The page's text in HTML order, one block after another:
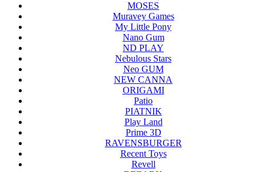
MOSES
Muravey Games
My Little Pony
Nano Gum
ND PLAY
Nebulous Stars
Neo GUM
NEW CANNA
ORIGAMI
Patio
PIATNIK
Play Land
Prime 3D
RAVENSBURGER
Recent Toys
Revell